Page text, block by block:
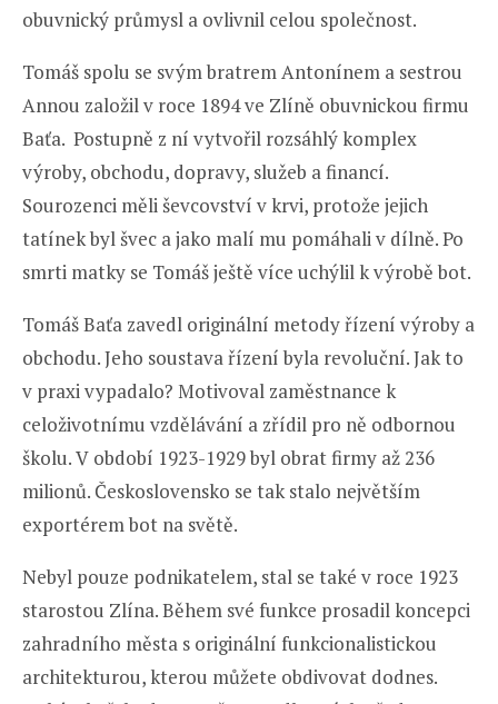
obuvnický průmysl a ovlivnil celou společnost.
Tomáš spolu se svým bratrem Antonínem a sestrou
Annou založil v roce 1894 ve Zlíně obuvnickou firmu
Baťa. Postupně z ní vytvořil rozsáhlý komplex
výroby, obchodu, dopravy, služeb a financí.
Sourozenci měli ševcovství v krvi, protože jejich
tatínek byl švec a jako malí mu pomáhali v dílně. Po
smrti matky se Tomáš ještě více uchýlil k výrobě bot.
Tomáš Baťa zavedl originální metody řízení výroby a
obchodu. Jeho soustava řízení byla revoluční. Jak to
v praxi vypadalo? Motivoval zaměstnance k
celoživotnímu vzdělávání a zřídil pro ně odbornou
školu. V období 1923-1929 byl obrat firmy až 236
milionů. Československo se tak stalo největším
exportérem bot na světě.
Nebyl pouze podnikatelem, stal se také v roce 1923
starostou Zlína. Během své funkce prosadil koncepci
zahradního města s originální funkcionalistickou
architekturou, kterou můžete obdivovat dodnes.